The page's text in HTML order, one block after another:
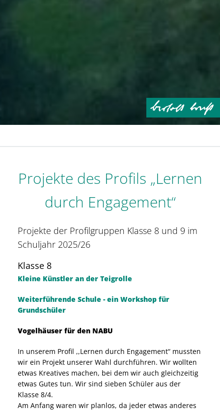
Projekte des Profils „Lernen
durch Engagement“
Projekte der Profilgruppen Klasse 8 und 9 im
Schuljahr 2025/26
Klasse 8
Kleine Künstler an der Teigrolle
Weiterführende Schule - ein Workshop für
Grundschüler
Vogelhäuser für den NABU
In unserem Profil ,,Lernen durch Engagement“ mussten
wir ein Projekt unserer Wahl durchführen. Wir wollten
etwas Kreatives machen, bei dem wir auch gleichzeitig
etwas Gutes tun. Wir sind sieben Schüler aus der
Klasse 8/4.
Am Anfang waren wir planlos, da jeder etwas anderes